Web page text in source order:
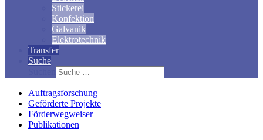
Stickerei
Konfektion
Galvanik
Elektrotechnik
Transfer
Suche
Auftragsforschung
Geförderte Projekte
Förderwegweiser
Publikationen